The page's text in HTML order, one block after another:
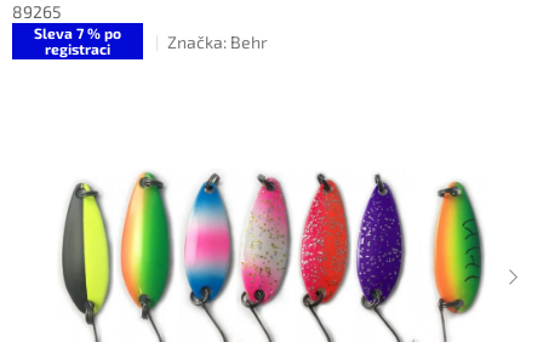
89265
Sleva 7 % po
registraci
Značka: Behr